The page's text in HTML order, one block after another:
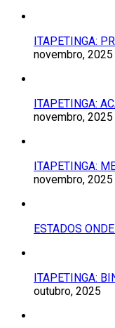
ITAPETINGA:
novembro, 2025
ITAPETINGA:
novembro, 2025
ITAPETINGA:
novembro, 2025
ESTADOS
ITAPETINGA:
outubro, 2025